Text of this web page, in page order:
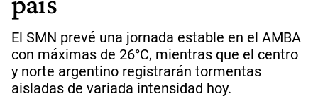
El SMN prevé una jornada estable en el AMBA
con máximas de 26°C, mientras que el centro
y norte argentino registrarán tormentas
aisladas de variada intensidad hoy.